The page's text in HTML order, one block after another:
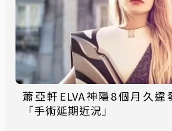
蕭亞軒ELVA神隱8個月久
「手術延期近況」